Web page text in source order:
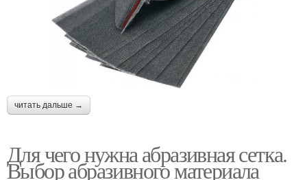
читать дальше →
Для чего нужна абразивная сетка.
Выбор абразивного материала